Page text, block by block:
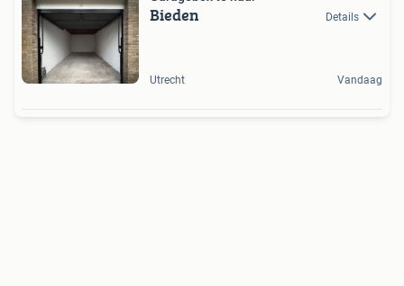
Bieden Details
Utrecht Vandaag